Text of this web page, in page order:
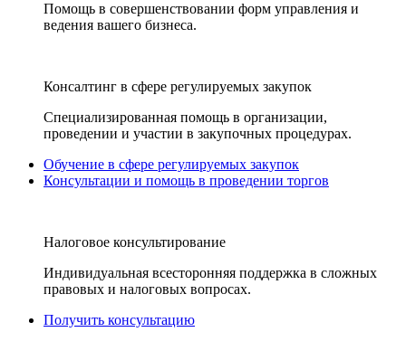
Помощь в совершенствовании форм управления и
ведения вашего бизнеса.
Консалтинг в сфере регулируемых закупок
Специализированная помощь в организации,
проведении и участии в закупочных процедурах.
Обучение в сфере регулируемых закупок
Консультации и помощь в проведении торгов
Налоговое консультирование
Индивидуальная всесторонняя поддержка в сложных
правовых и налоговых вопросах.
Получить консультацию